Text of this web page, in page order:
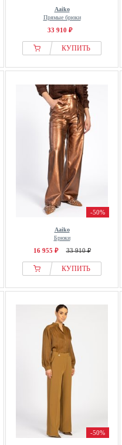
Aaiko
Прямые брюки
33 910 ₽
КУПИТЬ
-50%
Aaiko
Брюки
16 955 ₽ 33 910 ₽
КУПИТЬ
-50%